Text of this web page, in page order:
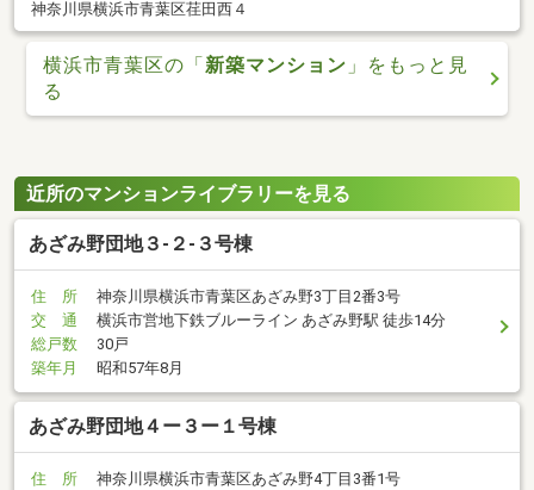
神奈川県横浜市青葉区荏田西４
横浜市青葉区の「新築マンション 」をもっと見
る
近所のマンションライブラリーを見る
あざみ野団地３-２-３号棟
住 所
神奈川県横浜市青葉区あざみ野3丁目2番3号
交 通
横浜市営地下鉄ブルーライン あざみ野駅 徒歩14分
総戸数
30戸
築年月
昭和57年8月
あざみ野団地４ー３ー１号棟
住 所
神奈川県横浜市青葉区あざみ野4丁目3番1号